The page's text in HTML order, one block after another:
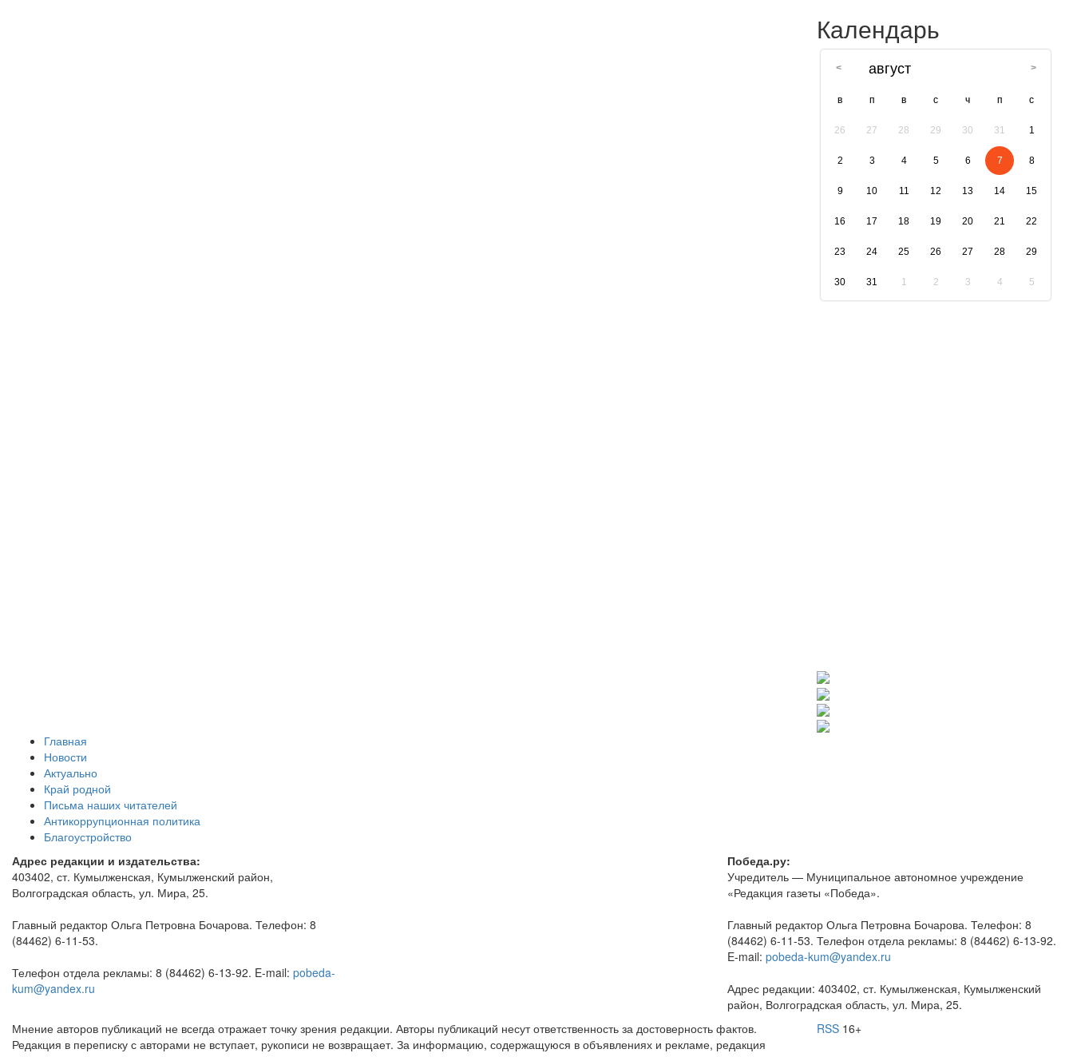
Календарь
август
в п в с ч п с
26 27 28 29 30 31 1
2 3 4 5 6 7 8
9 10 11 12 13 14 15
16 17 18 19 20 21 22
23 24 25 26 27 28 29
30 31 1 2 3 4 5
Главная
Новости
Актуально
Край родной
Письма наших читателей
Антикоррупционная политика
Благоустройство
Адрес редакции и издательства:
403402, ст. Кумылженская, Кумылженский район,
Волгоградская область, ул. Мира, 25.
Главный редактор Ольга Петровна Бочарова. Телефон: 8
(84462) 6-11-53.
Телефон отдела рекламы: 8 (84462) 6-13-92. E-mail: pobeda-
kum@yandex.ru
Победа.ру:
Учредитель — Муниципальное автономное учреждение
«Редакция газеты «Победа».
Главный редактор Ольга Петровна Бочарова. Телефон: 8
(84462) 6-11-53. Телефон отдела рекламы: 8 (84462) 6-13-92.
E-mail: pobeda-kum@yandex.ru
Адрес редакции: 403402, ст. Кумылженская, Кумылженский
район, Волгоградская область, ул. Мира, 25.
Мнение авторов публикаций не всегда отражает точку зрения редакции. Авторы публикаций несут ответственность за достоверность фактов.
Редакция в переписку с авторами не вступает, рукописи не возвращает. За информацию, содержащуюся в объявлениях и рекламе, редакция
RSS 16+